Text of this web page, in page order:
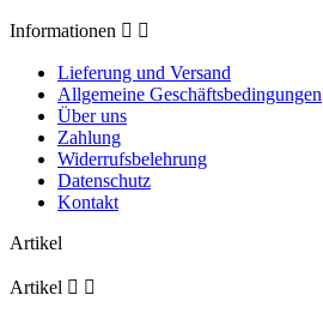
Informationen  
Lieferung und Versand
Allgemeine Geschäftsbedingungen
Über uns
Zahlung
Widerrufsbelehrung
Datenschutz
Kontakt
Artikel
Artikel  